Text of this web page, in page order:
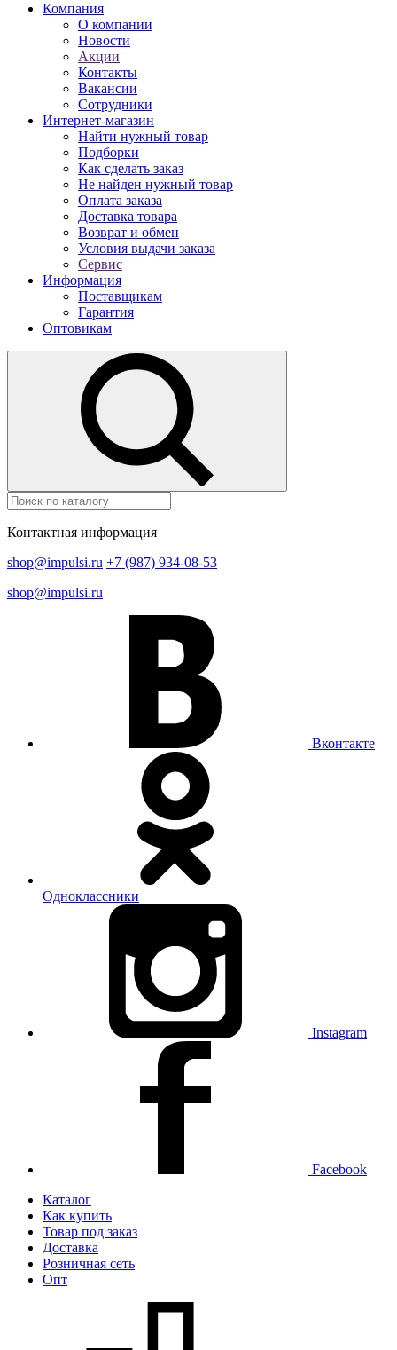
Компания
О компании
Новости
Акции
Контакты
Вакансии
Сотрудники
Интернет-магазин
Найти нужный товар
Подборки
Как сделать заказ
Не найден нужный товар
Оплата заказа
Доставка товара
Возврат и обмен
Условия выдачи заказа
Сервис
Информация
Поставщикам
Гарантия
Оптовикам
Контактная информация
shop@impulsi.ru +7 (987) 934-08-53
shop@impulsi.ru
Вконтакте
Одноклассники
Instagram
Facebook
Каталог
Как купить
Товар под заказ
Доставка
Розничная сеть
Опт